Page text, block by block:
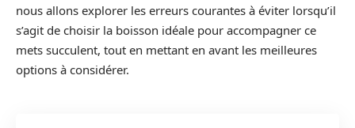
nous allons explorer les erreurs courantes à éviter lorsqu’il
s’agit de choisir la boisson idéale pour accompagner ce
mets succulent, tout en mettant en avant les meilleures
options à considérer.